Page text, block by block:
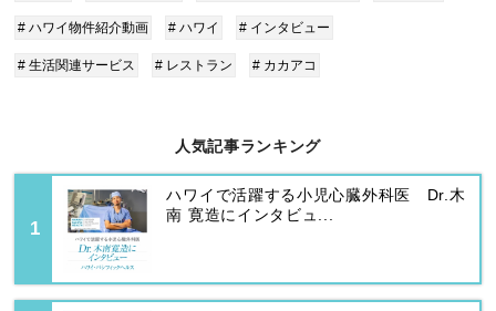
# ハワイ物件紹介動画 # ハワイ # インタビュー
# 生活関連サービス # レストラン # カカアコ
人気記事ランキング
ハワイで活躍する小児心臓外科医 Dr.木
南 寛造にインタビュ...